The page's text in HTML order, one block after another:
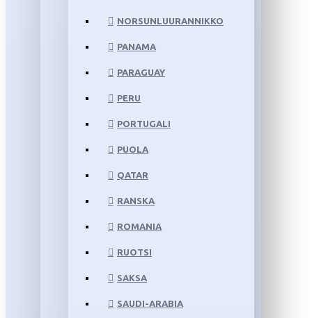
NORSUNLUURANNIKKO
PANAMA
PARAGUAY
PERU
PORTUGALI
PUOLA
QATAR
RANSKA
ROMANIA
RUOTSI
SAKSA
SAUDI-ARABIA